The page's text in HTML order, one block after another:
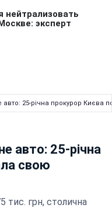
авто: 25-річна прокурор
авто: 25-річна
свою
тис. грн, столична